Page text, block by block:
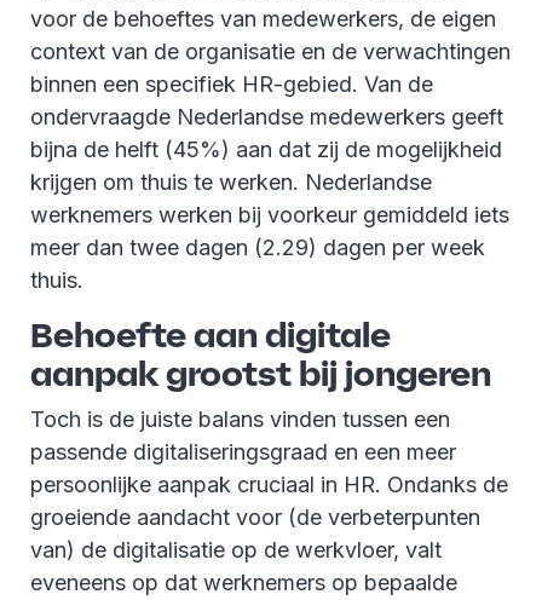
voor de behoeftes van medewerkers, de eigen
context van de organisatie en de verwachtingen
binnen een specifiek HR-gebied. Van de
ondervraagde Nederlandse medewerkers geeft
bijna de helft (45%) aan dat zij de mogelijkheid
krijgen om thuis te werken. Nederlandse
werknemers werken bij voorkeur gemiddeld iets
meer dan twee dagen (2.29) dagen per week
thuis.
Behoefte aan digitale
aanpak grootst bij jongeren
Toch is de juiste balans vinden tussen een
passende digitaliseringsgraad en een meer
persoonlijke aanpak cruciaal in HR. Ondanks de
groeiende aandacht voor (de verbeterpunten
van) de digitalisatie op de werkvloer, valt
eveneens op dat werknemers op bepaalde